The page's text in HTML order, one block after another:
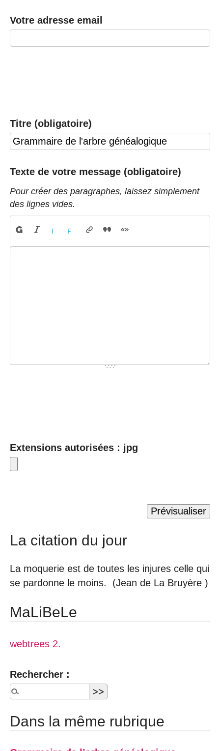
Votre adresse email
Titre (obligatoire)
Texte de votre message (obligatoire)
Pour créer des paragraphes, laissez simplement
des lignes vides.
Extensions autorisées : jpg
La citation du jour
La moquerie est de toutes les injures celle qui
se pardonne le moins. (Jean de La Bruyère )
MaLiBeLe
webtrees 2.
Rechercher :
Dans la même rubrique